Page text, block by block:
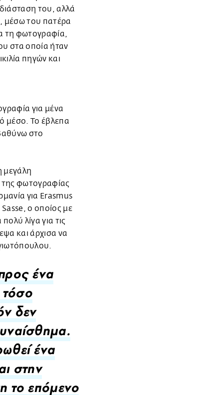
του, αλλά
μέσω του πατέρα
τη φωτογραφία,
στα οποία ήταν
πηγών και
για μένα
μέσο. Το έβλεπα
στο
μεγάλη
της φωτογραφίας
για Erasmus
ο οποίος με
λίγα για τις
και άρχισα να
ένα
τόσο
δεν
ένα
στην
το επόμενο